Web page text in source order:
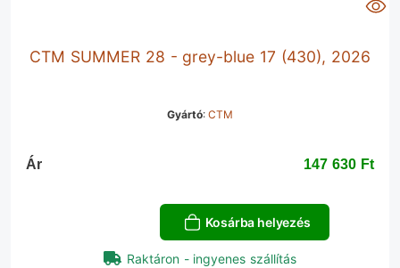
CTM SUMMER 28 - grey-blue 17 (430), 2026
Gyártó:CTM
Ár 147 630 Ft‎
Kosárba helyezés
Raktáron - ingyenes szállítás